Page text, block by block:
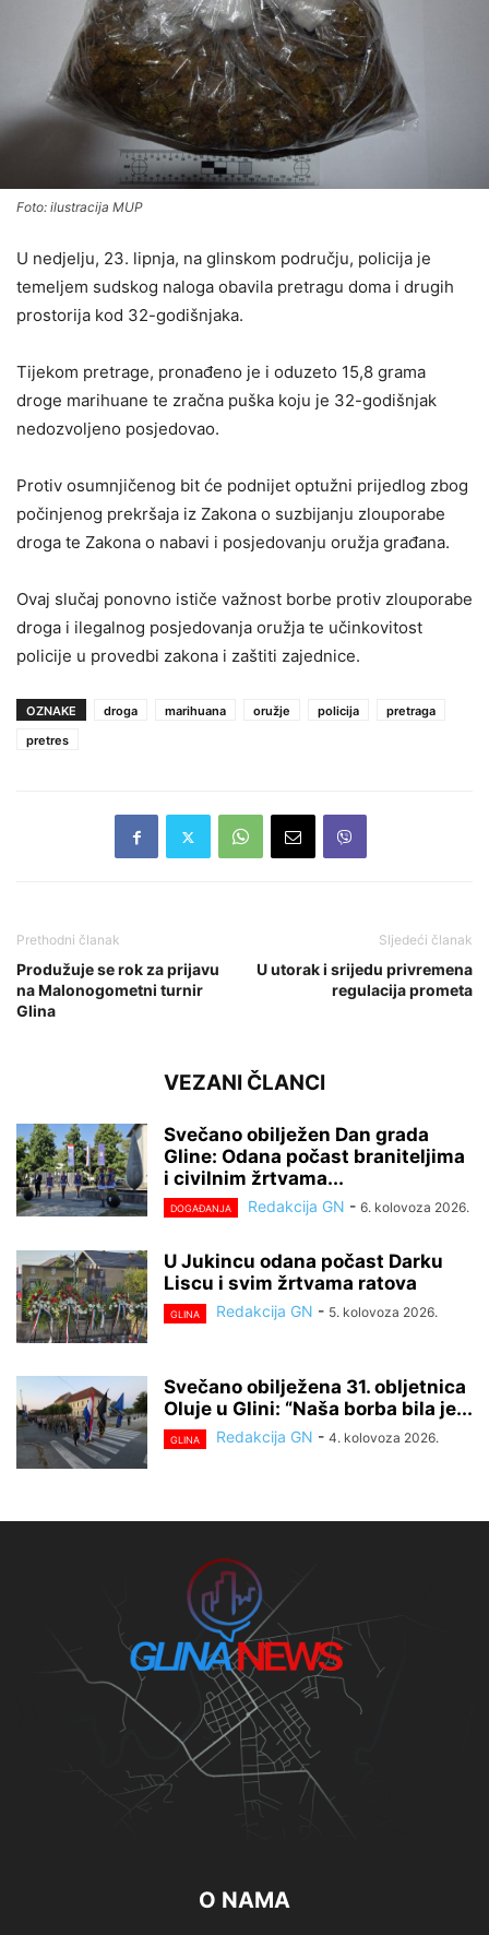
Foto: ilustracija MUP
U nedjelju, 23. lipnja, na glinskom području, policija je
temeljem sudskog naloga obavila pretragu doma i drugih
prostorija kod 32-godišnjaka.
Tijekom pretrage, pronađeno je i oduzeto 15,8 grama
droge marihuane te zračna puška koju je 32-godišnjak
nedozvoljeno posjedovao.
Protiv osumnjičenog bit će podnijet optužni prijedlog zbog
počinjenog prekršaja iz Zakona o suzbijanju zlouporabe
droga te Zakona o nabavi i posjedovanju oružja građana.
Ovaj slučaj ponovno ističe važnost borbe protiv zlouporabe
droga i ilegalnog posjedovanja oružja te učinkovitost
policije u provedbi zakona i zaštiti zajednice.
OZNAKE droga marihuana oružje policija
pretraga
pretres
Prethodni članak
Produžuje se rok za prijavu
na Malonogometni turnir
Glina
Sljedeći članak
U utorak i srijedu privremena
regulacija prometa
VEZANI ČLANCI
Svečano obilježen Dan grada
Gline: Odana počast braniteljima
i civilnim žrtvama...
DOGAĐANJA Redakcija GN - 6. kolovoza 2026.
U Jukincu odana počast Darku
Liscu i svim žrtvama ratova
GLINA Redakcija GN - 5. kolovoza 2026.
Svečano obilježena 31. obljetnica
Oluje u Glini: “Naša borba bila je...
GLINA Redakcija GN - 4. kolovoza 2026.
O NAMA